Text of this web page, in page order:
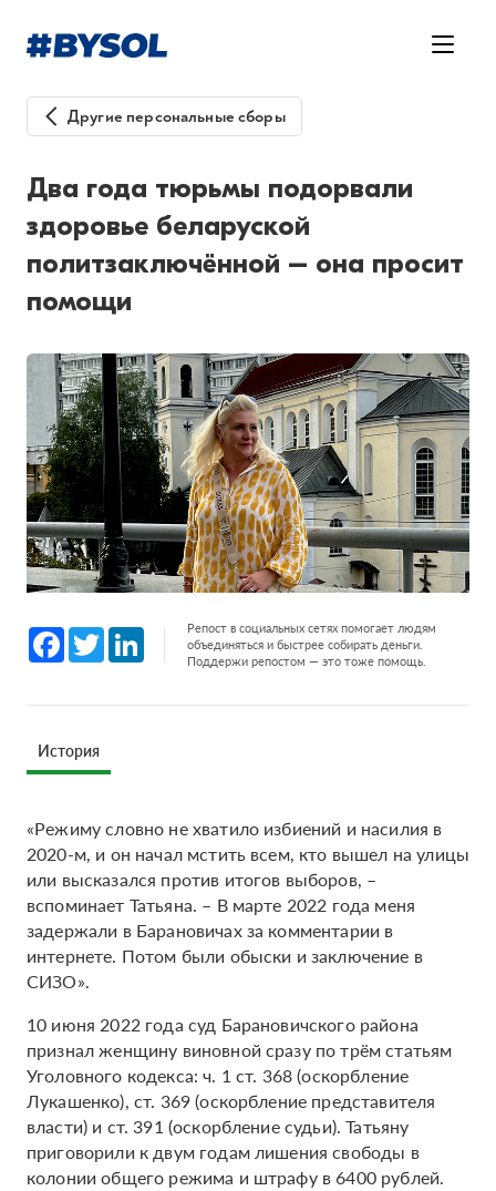
Другие персональные сборы
Два года тюрьмы подорвали
здоровье беларуской
политзаключённой – она просит
помощи
Facebook
Twitter LinkedInРепост в социальных сетях помогает людям
объединяться и быстрее собирать деньги.
Поддержи репостом — это тоже помощь.
История
«Режиму словно не хватило избиений и насилия в
2020-м, и он начал мстить всем, кто вышел на улицы
или высказался против итогов выборов, –
вспоминает Татьяна. – В марте 2022 года меня
задержали в Барановичах за комментарии в
интернете. Потом были обыски и заключение в
СИЗО».
10 июня 2022 года суд Барановичского района
признал женщину виновной сразу по трём статьям
Уголовного кодекса: ч. 1 ст. 368 (оскорбление
Лукашенко), ст. 369 (оскорбление представителя
власти) и ст. 391 (оскорбление судьи). Татьяну
приговорили к двум годам лишения свободы в
колонии общего режима и штрафу в 6400 рублей.